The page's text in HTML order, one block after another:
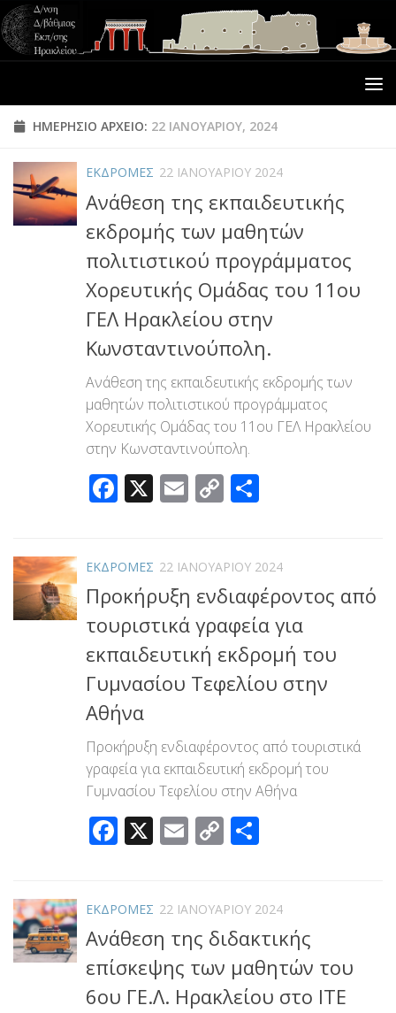
ΗΜΕΡΉΣΙΟ ΑΡΧΕΊΟ: 22 ΙΑΝΟΥΑΡΊΟΥ, 2024
ΕΚΔΡΟΜΕΣ 22 ΙΑΝΟΥΑΡΊΟΥ 2024
Ανάθεση της εκπαιδευτικής
εκδρομής των μαθητών
πολιτιστικού προγράμματος
Χορευτικής Ομάδας του 11ου
ΓΕΛ Ηρακλείου στην
Κωνσταντινούπολη.
Ανάθεση της εκπαιδευτικής εκδρομής των
μαθητών πολιτιστικού προγράμματος
Χορευτικής Ομάδας του 11ου ΓΕΛ Ηρακλείου
στην Κωνσταντινούπολη.
Facebook
X Email
Copy
ΕΚΔΡΟΜΕΣ 22 ΙΑΝΟΥΑΡΊΟΥ 2024
Προκήρυξη ενδιαφέροντος από
τουριστικά γραφεία για
εκπαιδευτική εκδρομή του
Γυμνασίου Τεφελίου στην
Αθήνα
Προκήρυξη ενδιαφέροντος από τουριστικά
γραφεία για εκπαιδευτική εκδρομή του
Γυμνασίου Τεφελίου στην Αθήνα
Facebook
X Email
Copy
ΕΚΔΡΟΜΕΣ 22 ΙΑΝΟΥΑΡΊΟΥ 2024
Ανάθεση της διδακτικής
επίσκεψης των μαθητών του
6ου ΓΕ.Λ. Ηρακλείου στο ΙΤΕ